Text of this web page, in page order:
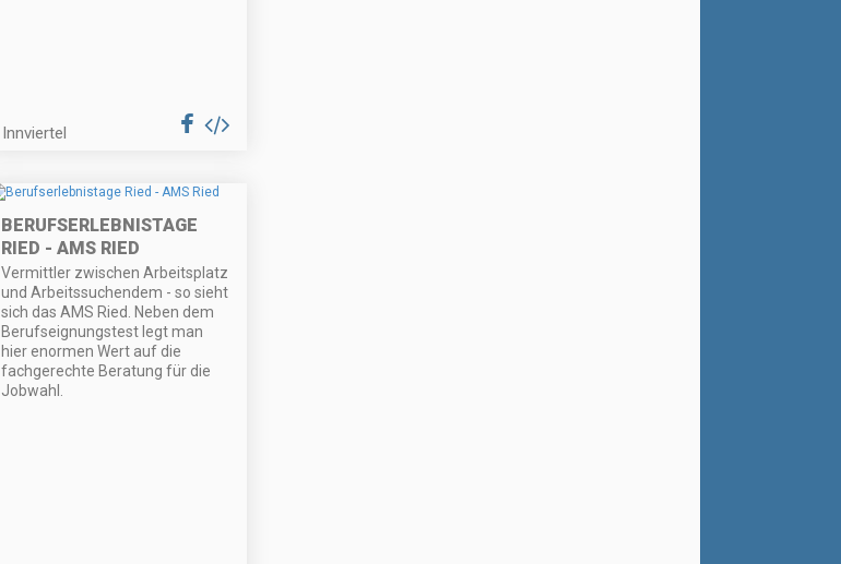
Innviertel
BERUFSERLEBNISTAGE
RIED - AMS RIED
Vermittler zwischen Arbeitsplatz
und Arbeitssuchendem - so sieht
sich das AMS Ried. Neben dem
Berufseignungstest legt man
hier enormen Wert auf die
fachgerechte Beratung für die
Jobwahl.